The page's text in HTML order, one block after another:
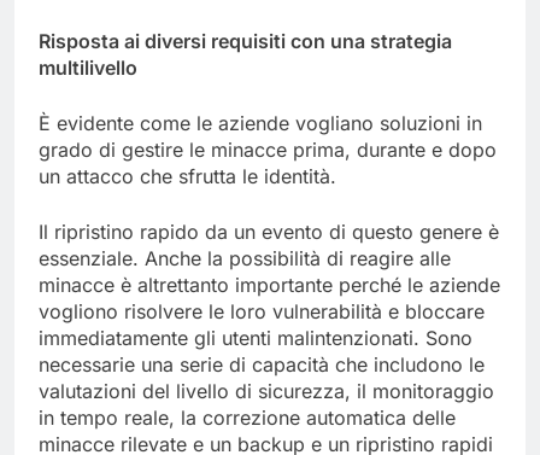
Risposta ai diversi requisiti con una strategia
multilivello
È evidente come le aziende vogliano soluzioni in
grado di gestire le minacce prima, durante e dopo
un attacco che sfrutta le identità.
Il ripristino rapido da un evento di questo genere è
essenziale. Anche la possibilità di reagire alle
minacce è altrettanto importante perché le aziende
vogliono risolvere le loro vulnerabilità e bloccare
immediatamente gli utenti malintenzionati. Sono
necessarie una serie di capacità che includono le
valutazioni del livello di sicurezza, il monitoraggio
in tempo reale, la correzione automatica delle
minacce rilevate e un backup e un ripristino rapidi